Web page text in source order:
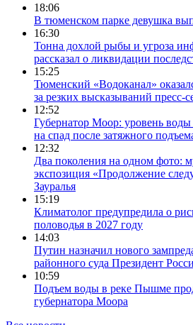
18:06
В тюменском парке девушка
16:30
Тонна дохлой рыбы и угроза
рассказал о ликвидации
15:25
Тюменский «Водоканал»
за резких высказываний пресс-
12:52
Губернатор Моор: уровень
на спад после затяжного
12:32
Два поколения на одном фото:
экспозиция «Продолжение
Зауралья
15:19
Климатолог предупредила о
половодья в 2027 году
14:03
Путин назначил нового
районного суда Президент
10:59
Подъем воды в реке Пышме
губернатора Моора